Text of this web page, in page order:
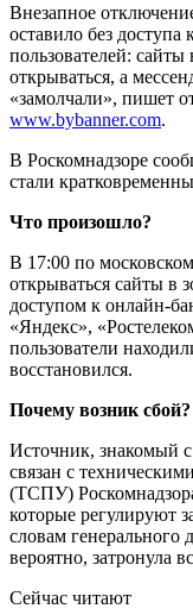
Внезапное
оставило без
пользователей:
открываться, а
«замолчали», пишет
www.bybanner.com.
В Роскомнадзоре
стали
Что произошло?
В 17:00 по
открываться сайты в
доступом к онлайн-
«Яндекс»,
пользователи
восстановился.
Почему возник сбой?
Источник, знакомый
связан с
(ТСПУ)
которые регулируют
словам генерального
вероятно, затронула
Сейчас читают